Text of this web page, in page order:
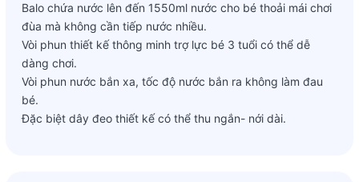
Balo chứa nước lên đến 1550ml nước cho bé thoải mái chơi
đùa mà không cần tiếp nước nhiều.
Vòi phun thiết kế thông minh trợ lực bé 3 tuổi có thể dễ
dàng chơi.
Vòi phun nước bắn xa, tốc độ nước bắn ra không làm đau
bé.
Đặc biệt dây đeo thiết kế có thể thu ngắn- nới dài.